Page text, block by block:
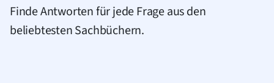
Finde Antworten für jede Frage aus den
beliebtesten Sachbüchern.